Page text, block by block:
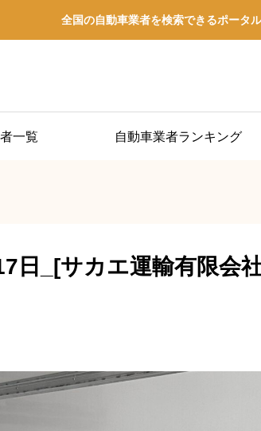
全国の自動車業者を検索できるポータ
一覧 自動車業者ランキング
日_[サカエ運輸有限会